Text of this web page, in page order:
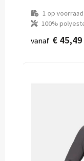
1 op voorraad
100%
vanaf € 45,49